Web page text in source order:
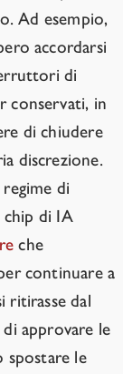
Ad esempio,
accordarsi
di
conservati, in
di chiudere
discrezione.
di
di IA
che
continuare a
ritirasse dal
approvare le
spostare le